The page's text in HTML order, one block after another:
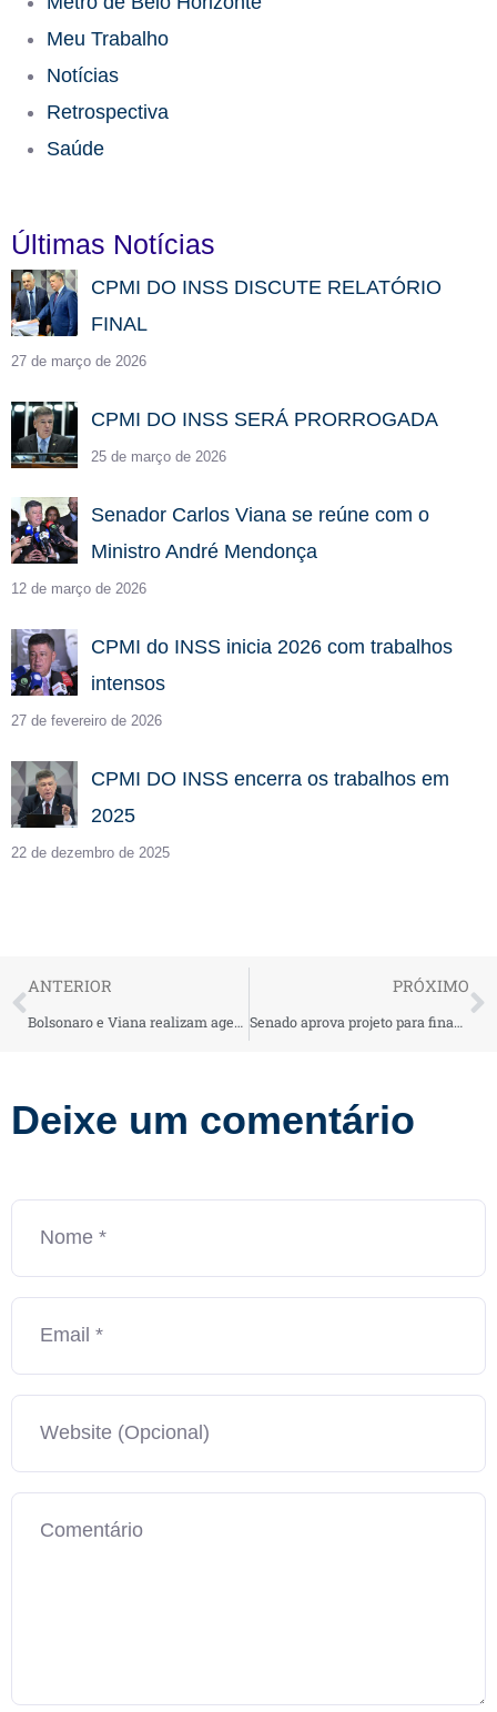
Meu Trabalho
Notícias
Retrospectiva
Saúde
Últimas Notícias
CPMI DO INSS DISCUTE RELATÓRIO
FINAL
27 de março de 2026
CPMI DO INSS SERÁ PRORROGADA
25 de março de 2026
Senador Carlos Viana se reúne com o
Ministro André Mendonça
12 de março de 2026
CPMI do INSS inicia 2026 com trabalhos
intensos
27 de fevereiro de 2026
CPMI DO INSS encerra os trabalhos em
2025
22 de dezembro de 2025
ANTERIOR
Bolsonaro e Viana realizam agendas em Montes Claros e BH
PRÓXIMO
Senado aprova projeto para financiar piso salarial dos enfermeiros
Deixe um comentário